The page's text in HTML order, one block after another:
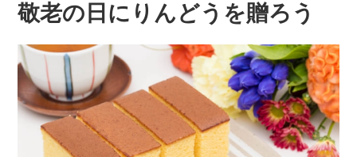
敬老の日にりんどうを贈ろう